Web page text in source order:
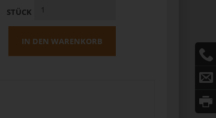
STÜCK
IN DEN WARENKORB